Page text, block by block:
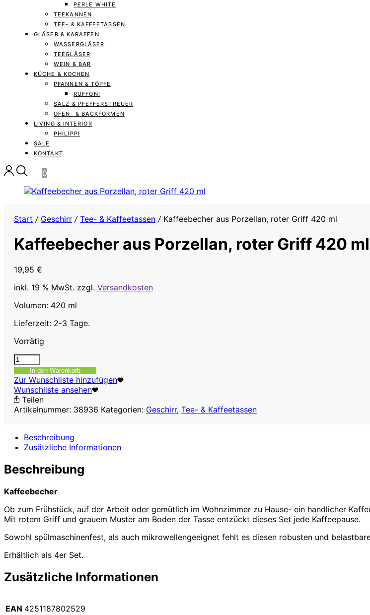
PERLE WHITE
TEEKANNEN
TEE- & KAFFEETASSEN
GLÄSER & KARAFFEN
WASSERGLÄSER
TEEGLÄSER
WEIN & BAR
KÜCHE & KOCHEN
PFANNEN & TÖPFE
RUFFONI
SALZ & PFEFFERSTREUER
OFEN- & BACKFORMEN
LIVING & INTERIOR
PHILIPPI
SALE
KONTAKT
0
Start / Geschirr / Tee- & Kaffeetassen /Kaffeebecher aus Porzellan, roter Griff 420 ml
Kaffeebecher aus Porzellan, roter Griff 420 ml
19,95 €
inkl. 19 % MwSt. zzgl. Versandkosten
Volumen: 420 ml
Lieferzeit: 2-3 Tage.
Vorrätig
Kaffeebecher
aus
Porzellan,
roter
Griff
420
In den Warenkorb
Zur Wunschliste hinzufügen
Wunschliste ansehen
Teilen
Artikelnummer: 38936 Kategorien: Geschirr, Tee- & Kaffeetassen
Beschreibung
Zusätzliche Informationen
Beschreibung
Kaffeebecher
Ob zum Frühstück, auf der Arbeit oder gemütlich im Wohnzimmer zu Hause- ein handlicher
Mit rotem Griff und grauem Muster am Boden der Tasse entzückt dieses Set jede Kaffeepause.
Sowohl spülmaschinenfest, als auch mikrowellengeeignet fehlt es diesen robusten und
Erhältlich als 4er Set.
Zusätzliche Informationen
EAN 4251187802529